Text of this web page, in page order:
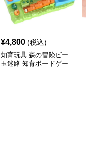
¥4,800 (税込)
知育玩具 森の冒険ビー
玉迷路 知育ボードゲー